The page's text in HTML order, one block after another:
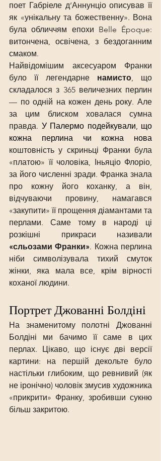
поет Габріеле д’Аннунціо описував її
як «унікальну та божественну». Вона
була обличчям епохи Belle Époque:
витончена, освічена, з бездоганним
смаком.
Найвідомішим аксесуаром Франки
було її легендарне намисто, що
складалося з 365 величезних перлин
— по одній на кожен день року. Але
за цим блиском ховалася сумна
правда. У Палермо подейкували, що
коштовність у скриньці Франки була
«платою» її чоловіка, Іньяціо Флоріо,
за його численні зради. Франка знала
про кожну його коханку, а він,
відчуваючи провину, намагався
«закупити» її прощення діамантами та
перлами. Саме тому в народі ці
«сльозами Франки». Кожна перлина
ніби символізувала тихий смуток
жінки, яка мала все, крім вірності
коханої людини.
Портрет Джованні Болдіні
На знаменитому полотні Джованні
Болдіні ми бачимо її саме в цих
перлах. Цікаво, що існує дві версії
картини: на першій декольте було
настільки глибоким, що ревнивий (як
не іронічно) чоловік змусив художника
«прикрити» Франку, зробивши сукню
більш закритою.